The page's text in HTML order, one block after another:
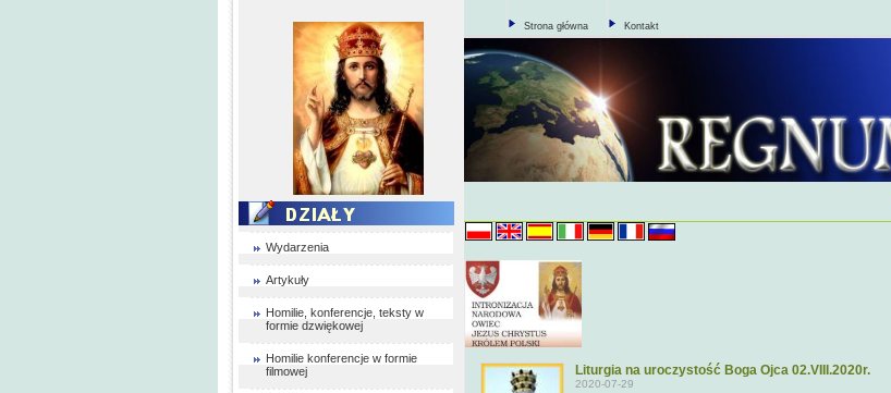
Wydarzenia
Artykuły
Homilie, konferencje, teksty w
formie dzwiękowej
Homilie konferencje w formie
filmowej
Strona główna Kontakt
Liturgia na uroczystość Boga Ojca 02.VIII.2020r.
2020-07-29